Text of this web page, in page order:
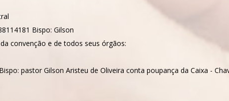
Bispo: Gilson
convenção e de todos seus órgãos:
pastor Gilson Aristeu de Oliveira conta poupança da Caixa -